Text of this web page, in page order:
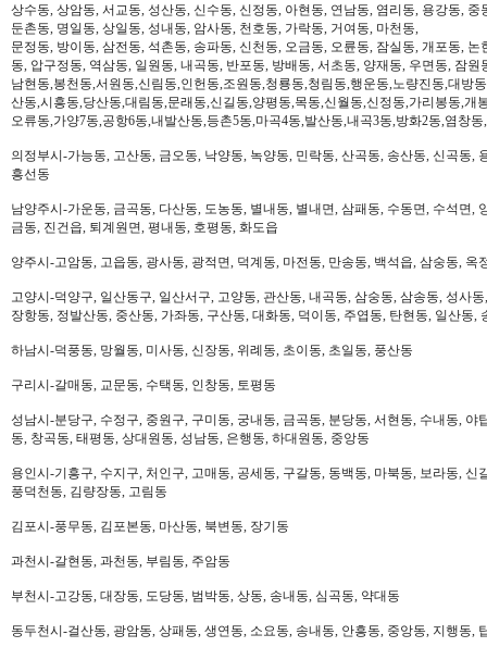
상수동, 상암동, 서교동, 성산동, 신수동, 신정동, 아현동, 연남동, 염리동, 용강동,
둔촌동, 명일동, 상일동, 성내동, 암사동, 천호동, 가락동, 거여동, 마천동,
문정동, 방이동, 삼전동, 석촌동, 송파동, 신천동, 오금동, 오륜동, 잠실동, 개포동,
동, 압구정동, 역삼동, 일원동, 내곡동, 반포동, 방배동, 서초동, 양재동, 우면동, 잠원
남현동,봉천동,서원동,신림동,인헌동,조원동,청룡동,청림동,행운동,노량진동,대방
산동,시흥동,당산동,대림동,문래동,신길동,양평동,목동,신월동,신정동,가리봉동,개
오류동,가양7동,공항6동,내발산동,등촌5동,마곡4동,발산동,내곡3동,방화2동,염창동
의정부시-가능동, 고산동, 금오동, 낙양동, 녹양동, 민락동, 산곡동, 송산동, 신곡동,
흥선동
남양주시-가운동, 금곡동, 다산동, 도농동, 별내동, 별내면, 삼패동, 수동면, 수석면,
금동, 진건읍, 퇴계원면, 평내동, 호평동, 화도읍
양주시-고암동, 고읍동, 광사동, 광적면, 덕계동, 마전동, 만송동, 백석읍, 삼숭동, 옥
고양시-덕양구, 일산동구, 일산서구, 고양동, 관산동, 내곡동, 삼숭동, 삼송동, 성사
장항동, 정발산동, 중산동, 가좌동, 구산동, 대화동, 덕이동, 주엽동, 탄현동, 일산동,
하남시-덕풍동, 망월동, 미사동, 신장동, 위례동, 초이동, 초일동, 풍산동
구리시-갈매동, 교문동, 수택동, 인창동, 토평동
성남시-분당구, 수정구, 중원구, 구미동, 궁내동, 금곡동, 분당동, 서현동, 수내동,
동, 창곡동, 태평동, 상대원동, 성남동, 은행동, 하대원동, 중앙동
용인시-기흥구, 수지구, 처인구, 고매동, 공세동, 구갈동, 동백동, 마북동, 보라동,
풍덕천동, 김량장동, 고림동
김포시-풍무동, 김포본동, 마산동, 북변동, 장기동
과천시-갈현동, 과천동, 부림동, 주암동
부천시-고강동, 대장동, 도당동, 범박동, 상동, 송내동, 심곡동, 약대동
동두천시-걸산동, 광암동, 상패동, 생연동, 소요동, 송내동, 안흥동, 중앙동, 지행동,